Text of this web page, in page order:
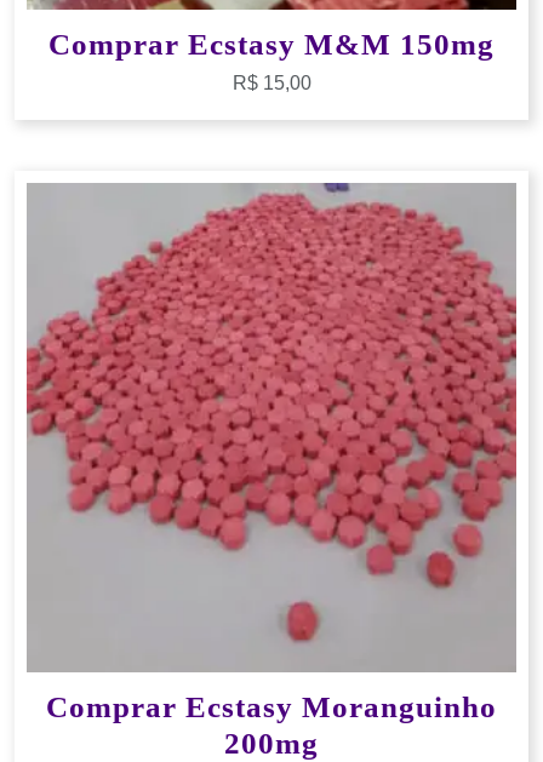
Comprar Ecstasy M&M 150mg
R$15,00
Comprar Ecstasy Moranguinho
200mg